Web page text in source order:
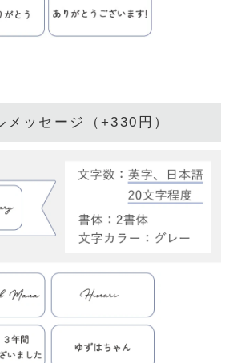
メッセージ（+330円）